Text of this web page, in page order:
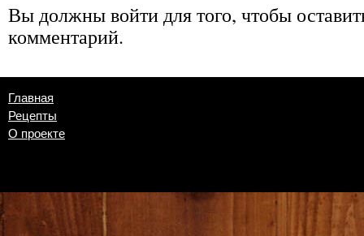
Вы должнывойтидля того, чтобы
комментарий.
Главная
Рецепты
О проекте